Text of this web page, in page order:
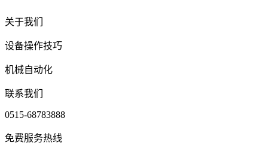
关于我们
设备操作技巧
机械自动化
联系我们
0515-68783888
免费服务热线